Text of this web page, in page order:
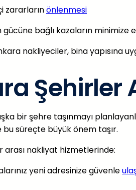
zararlarınönlenmesi
gücüne bağlı kazaların minimize
nakliyeciler, bina yapısına
Şehirler
bir şehre taşınmayı
süreçte büyük önem taşır.
arası nakliyat hizmetlerinde:
yeni adresinize güvenle